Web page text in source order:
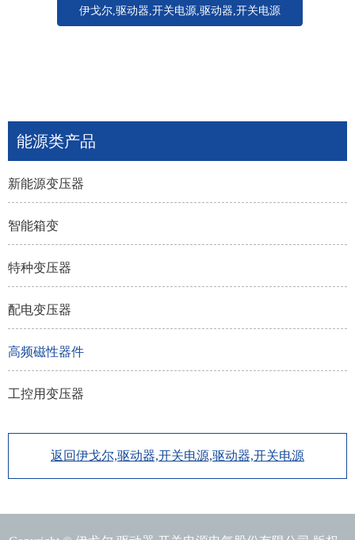
伊戈尔,驱动器,开关电源,驱动器,开关电源
能源类产品
新能源变压器
智能箱变
特种变压器
配电变压器
高频磁性器件
工控用变压器
返回伊戈尔,驱动器,开关电源,驱动器,开关电源